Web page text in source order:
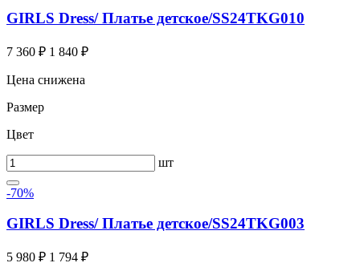
GIRLS Dress/ Платье детское/SS24TKG010
7 360 ₽ 1 840 ₽
Цена снижена
Размер
Цвет
шт
-70%
GIRLS Dress/ Платье детское/SS24TKG003
5 980 ₽ 1 794 ₽